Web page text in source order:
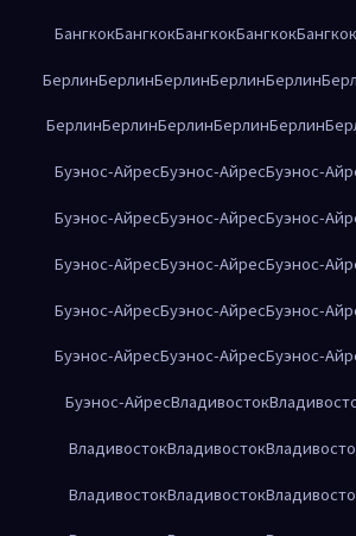
БангкокБангкокБангкокБангкокБангкок
БерлинБерлинБерлинБерлинБерлин
БерлинБерлинБерлинБерлинБерлин
Буэнос-АйресБуэнос-АйресБуэнос-
Буэнос-АйресБуэнос-АйресБуэнос-
Буэнос-АйресБуэнос-АйресБуэнос-
Буэнос-АйресБуэнос-АйресБуэнос-
Буэнос-АйресБуэнос-АйресБуэнос-
Буэнос-АйресВладивосток
ВладивостокВладивосток
ВладивостокВладивосток